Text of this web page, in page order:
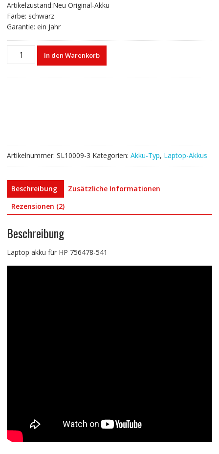
Artikelzustand:Neu Original-Akku
Farbe: schwarz
Garantie: ein Jahr
Laptop
In den Warenkorb
Artikelnummer: SL10009-3 Kategorien: Akku-Typ, Laptop-Akkus
Beschreibung
Zusätzliche Informationen
Rezensionen (2)
Beschreibung
Laptop akku für HP 756478-541